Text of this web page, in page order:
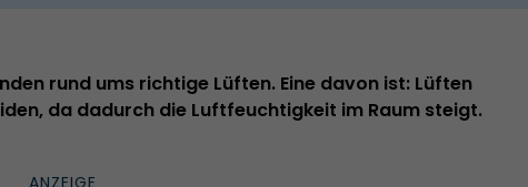
rund ums richtige Lüften. Eine davon ist: Lüften
da dadurch die Luftfeuchtigkeit im Raum steigt.